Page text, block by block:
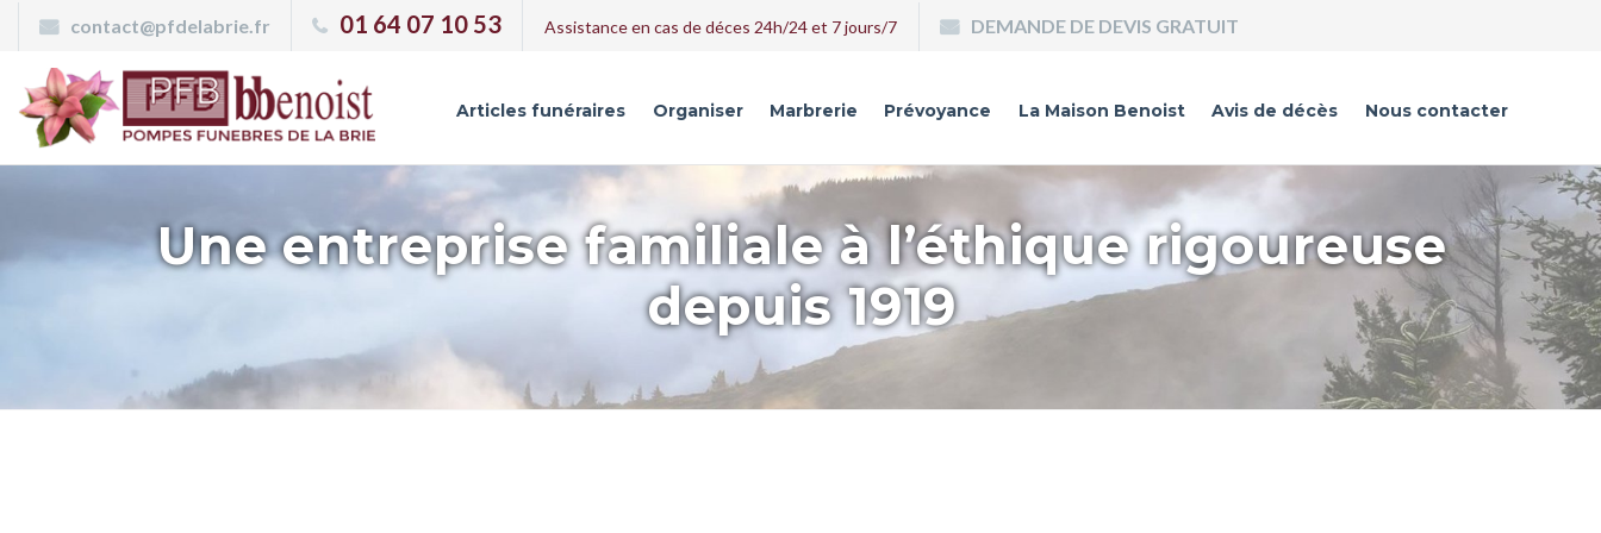
contact@pfdelabrie.fr 01 64 07 10 53 Assistance en cas de déces 24h/24 et 7 jours/7 DEMANDE DE DEVIS GRATUIT
Articles funéraires Organiser Marbrerie Prévoyance La Maison Benoist Avis de décès Nous contacter
Une entreprise familiale à l’éthique rigoureuse
depuis 1919